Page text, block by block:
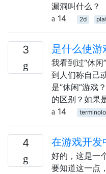
漏洞叫什么？
14
2d
3 是什么使游
我看到过“休
到人们称自己
是“休闲”游戏
的区别？如果
14
4 在游戏开发
好的，这是一
要知道这一点